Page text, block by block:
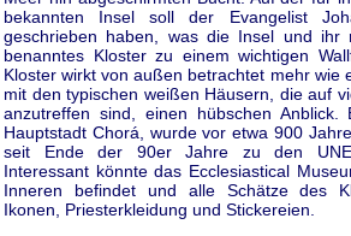
bekannten Insel soll der Evangelist
geschrieben haben, was die Insel und ihr
benanntes Kloster zu einem wichtigen
Kloster wirkt von außen betrachtet mehr wie
mit den typischen weißen Häusern, die auf
anzutreffen sind, einen hübschen
Hauptstadt Chorá, wurde vor etwa 900
seit Ende der 90er Jahre zu den
Interessant könnte das Ecclesiastical
Inneren befindet und alle Schätze des
Ikonen, Priesterkleidung und Stickereien.